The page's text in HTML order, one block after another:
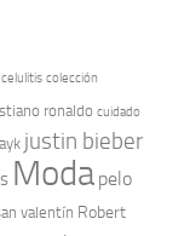
celulitis colección
ronaldo cuidado
justin bieber
Moda pelo
valentín Robert